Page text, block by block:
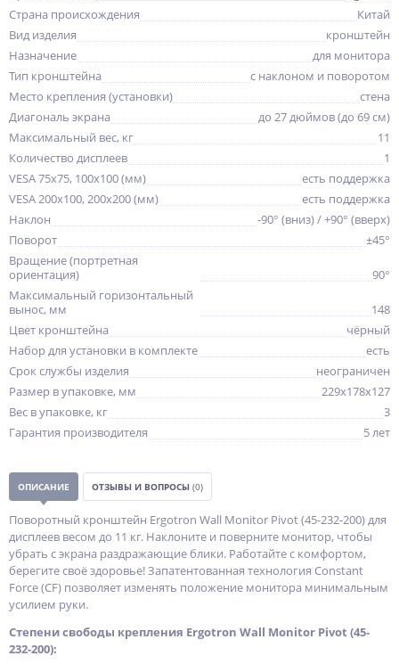
Страна происхождения
Китай
Вид изделия
кронштейн
Назначение
для монитора
Тип кронштейна
с наклоном и поворотом
Место крепления (установки)
стена
Диагональ экрана
до 27 дюймов (до 69 см)
Максимальный вес, кг
11
Количество дисплеев
1
VESA 75x75, 100x100 (мм)
есть поддержка
VESA 200x100, 200x200 (мм)
есть поддержка
Наклон
-90° (вниз) / +90° (вверх)
Поворот
±45°
Вращение (портретная
ориентация)
90°
Максимальный горизонтальный
вынос, мм
148
Цвет кронштейна
чёрный
Набор для установки в комплекте
есть
Срок службы изделия
неограничен
Размер в упаковке, мм
229x178x127
Вес в упаковке, кг
3
Гарантия производителя
5 лет
ОПИСАНИЕ ОТЗЫВЫ И ВОПРОСЫ (0)
Поворотный кронштейн Ergotron Wall Monitor Pivot (45-232-200) для
дисплеев весом до 11 кг. Наклоните и поверните монитор, чтобы
убрать с экрана раздражающие блики. Работайте с комфортом,
берегите своё здоровье! Запатентованная технология Constant
Force (CF) позволяет изменять положение монитора минимальным
усилием руки.
Степени свободы крепления Ergotron Wall Monitor Pivot (45-
232-200):